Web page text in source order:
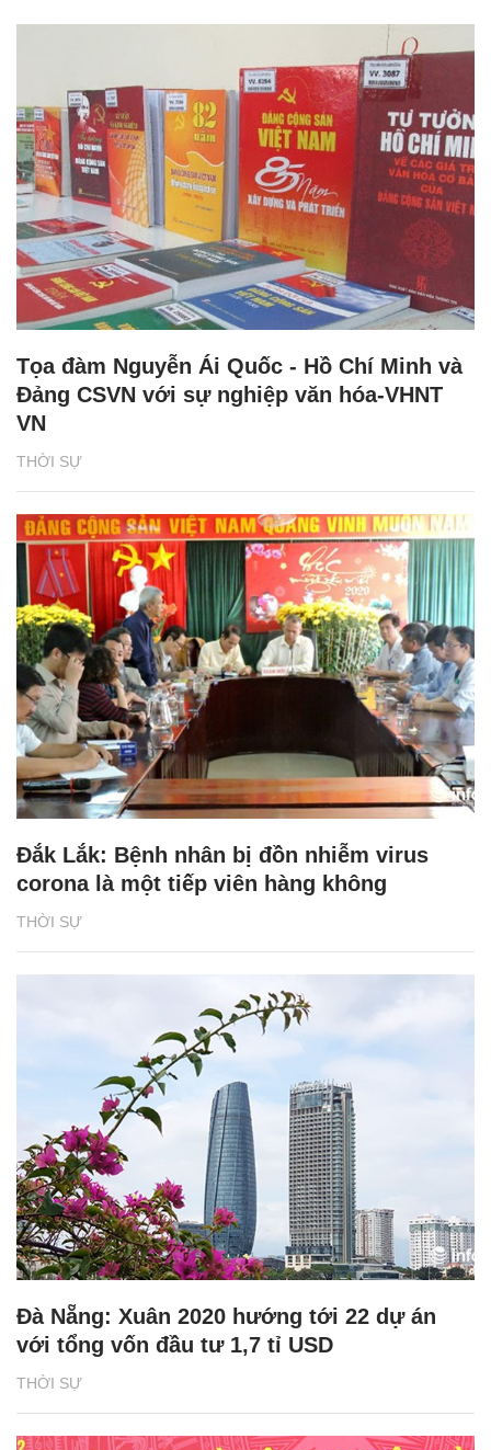
THỜI SỰ
Tọa đàm Nguyễn Ái Quốc - Hồ Chí Minh và
Đảng CSVN với sự nghiệp văn hóa-VHNT
VN
THỜI SỰ
Đắk Lắk: Bệnh nhân bị đồn nhiễm virus
corona là một tiếp viên hàng không
THỜI SỰ
Đà Nẵng: Xuân 2020 hướng tới 22 dự án
với tổng vốn đầu tư 1,7 tỉ USD